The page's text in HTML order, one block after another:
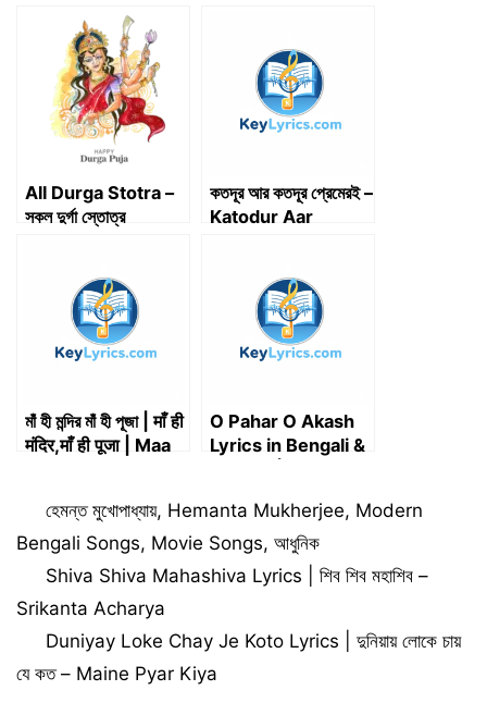
e
r
)
o
o
k
All Durga Stotra –
সকল দুর্গা স্তোত্র
কতদূর আর কতদূর প্রেমেরই –
Katodur Aar
মাঁ হী মন্দির মাঁ হী পূজা | माँ ही
मंदिर,माँ ही पूजा | Maa
O Pahar O Akash
Lyrics in Bengali &
Categories
হেমন্ত মুখোপাধ্যায়, Hemanta Mukherjee, Modern
Bengali Songs, Movie Songs, আধুনিক
Shiva Shiva Mahashiva Lyrics | শিব শিব মহাশিব –
Srikanta Acharya
Duniyay Loke Chay Je Koto Lyrics | দুনিয়ায় লোকে চায়
যে কত – Maine Pyar Kiya